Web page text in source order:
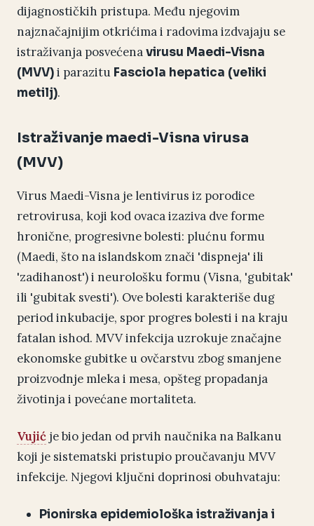
dijagnostičkih pristupa. Među njegovim
najznačajnijim otkrićima i radovima izdvajaju se
istraživanja posvećenavirusu Maedi-Visna
(MVV)i parazitu Fasciola hepatica (veliki
metilj).
Istraživanje maedi-Visna virusa
(MVV)
Virus Maedi-Visna je lentivirus iz porodice
retrovirusa, koji kod ovaca izaziva dve forme
hronične, progresivne bolesti: plućnu formu
(Maedi, što na islandskom znači 'dispneja' ili
'zadihanost') i neurološku formu (Visna, 'gubitak'
ili 'gubitak svesti'). Ove bolesti karakteriše dug
period inkubacije, spor progres bolesti i na kraju
fatalan ishod. MVV infekcija uzrokuje značajne
ekonomske gubitke u ovčarstvu zbog smanjene
proizvodnje mleka i mesa, opšteg propadanja
životinja i povećane mortaliteta.
Vujić je bio jedan od prvih naučnika na Balkanu
koji je sistematski pristupio proučavanju MVV
infekcije. Njegovi ključni doprinosi obuhvataju:
Pionirska epidemiološka istraživanja i